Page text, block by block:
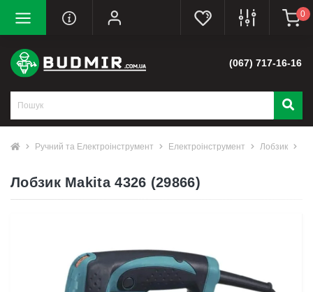
0
(067) 717-16-16
Ручний та Електроінструмент Електроінструмент Лобзик
Лобзик Makita 4326 (29866)